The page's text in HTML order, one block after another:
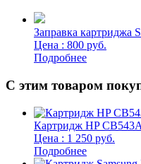
Заправка картриджа
Цена : 800 руб.
Подробнее
С этим товаром
Картридж HP CB543A
Цена : 1 250 руб.
Подробнее